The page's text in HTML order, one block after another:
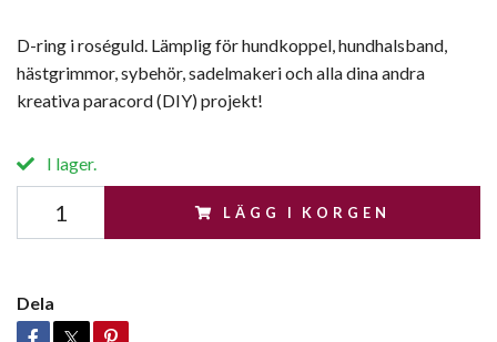
D-ring i roséguld. Lämplig för hundkoppel, hundhalsband,
hästgrimmor, sybehör, sadelmakeri och alla dina andra
kreativa paracord (DIY) projekt!
I lager.
LÄGG I KORGEN
Dela